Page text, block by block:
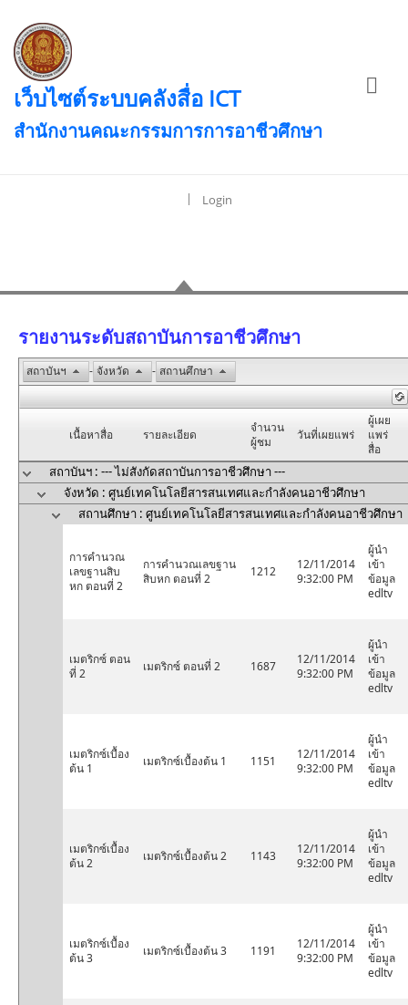
เว็บไซต์ระบบคลังสื่อ ICT
สำนักงานคณะกรรมการการอาชีวศึกษา
| Login
รายงานระดับสถาบันการอาชีวศึกษา
สถาบันฯ - จังหวัด - สถานศึกษา
เนื้อหาสื่อ รายละเอียด
จำนวน
ผู้ชม
วันที่เผยแพร่
ผู้เผย
แพร่
สื่อ
สถาบันฯ : --- ไม่สังกัดสถาบันการอาชีวศึกษา ---
จังหวัด : ศูนย์เทคโนโลยีสารสนเทศและกำลังคนอาชีวศึกษา
สถานศึกษา : ศูนย์เทคโนโลยีสารสนเทศและกำลังคนอาชีวศึกษา
การคำนวณ
เลขฐานสิบ
หก ตอนที่ 2
การคำนวณเลขฐาน
สิบหก ตอนที่ 2
1212
12/11/2014
9:32:00 PM
ผู้นำ
เข้า
ข้อมูล
edltv
เมตริกซ์ ตอน
ที่ 2
เมตริกซ์ ตอนที่ 2 1687
12/11/2014
9:32:00 PM
ผู้นำ
เข้า
ข้อมูล
edltv
เมตริกซ์เบื้อง
ต้น 1
เมตริกซ์เบื้องต้น 1 1151
12/11/2014
9:32:00 PM
ผู้นำ
เข้า
ข้อมูล
edltv
เมตริกซ์เบื้อง
ต้น 2
เมตริกซ์เบื้องต้น 2 1143
12/11/2014
9:32:00 PM
ผู้นำ
เข้า
ข้อมูล
edltv
เมตริกซ์เบื้อง
ต้น 3
เมตริกซ์เบื้องต้น 3 1191
12/11/2014
9:32:00 PM
ผู้นำ
เข้า
ข้อมูล
edltv